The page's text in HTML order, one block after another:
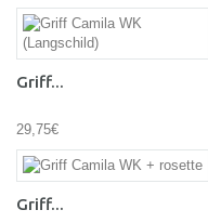
Griff...
29,75€
Griff...